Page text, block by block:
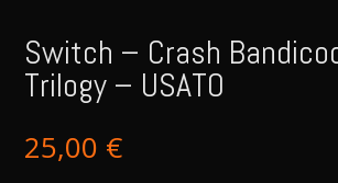
Switch – Crash
Trilogy – USATO
25,00 €